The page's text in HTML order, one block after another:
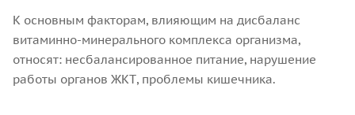
К основным факторам, влияющим на дисбаланс
витаминно-минерального комплекса организма,
относят: несбалансированное питание, нарушение
работы органов ЖКТ, проблемы кишечника.